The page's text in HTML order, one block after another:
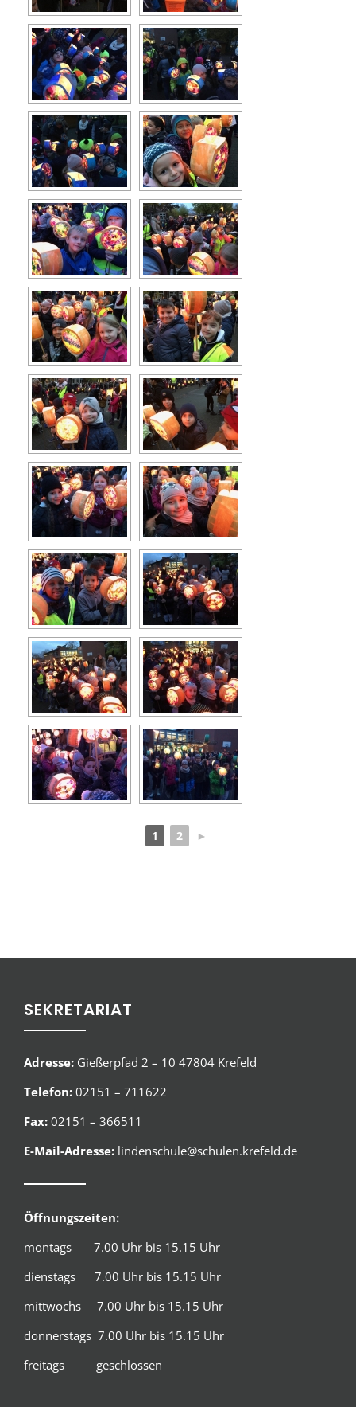
1 2 ►
SEKRETARIAT
Adresse: Gießerpfad 2 – 10 47804 Krefeld
Telefon: 02151 – 711622
Fax: 02151 – 366511
E-Mail-Adresse: lindenschule@schulen.krefeld.de
Öffnungszeiten:
montags 7.00 Uhr bis 15.15 Uhr
dienstags 7.00 Uhr bis 15.15 Uhr
mittwochs 7.00 Uhr bis 15.15 Uhr
donnerstags 7.00 Uhr bis 15.15 Uhr
freitags geschlossen